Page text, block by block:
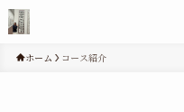
ホーム コース紹介